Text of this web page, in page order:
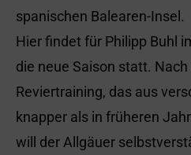
spanischen Balearen-Insel.
Hier findet für Philipp Buhl
die neue Saison statt.
Reviertraining, das aus
knapper als in früheren
will der Allgäuer